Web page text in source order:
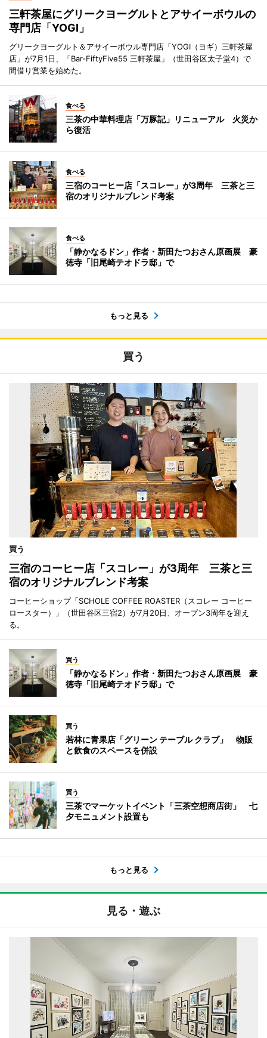
三軒茶屋にグリークヨーグルトとアサイーボウルの
専門店「YOGI」
グリークヨーグルト＆アサイーボウル専門店「YOGI（ヨギ）三軒茶屋
店」が7月1日、「Bar-FiftyFive55 三軒茶屋」（世田谷区太子堂4）で
間借り営業を始めた。
食べる
三茶の中華料理店「万豚記」リニューアル 火災か
ら復活
食べる
三宿のコーヒー店「スコレー」が3周年 三茶と三
宿のオリジナルブレンド考案
食べる
「静かなるドン」作者・新田たつおさん原画展 豪
徳寺「旧尾崎テオドラ邸」で
もっと見る
買う
買う
三宿のコーヒー店「スコレー」が3周年 三茶と三
宿のオリジナルブレンド考案
コーヒーショップ「SCHOLE COFFEE ROASTER（スコレー コーヒー
ロースター）」（世田谷区三宿2）が7月20日、オープン3周年を迎え
る。
買う
「静かなるドン」作者・新田たつおさん原画展 豪
徳寺「旧尾崎テオドラ邸」で
買う
若林に青果店「グリーン テーブル クラブ」 物販
と飲食のスペースを併設
買う
三茶でマーケットイベント「三茶空想商店街」 七
夕モニュメント設置も
もっと見る
見る・遊ぶ